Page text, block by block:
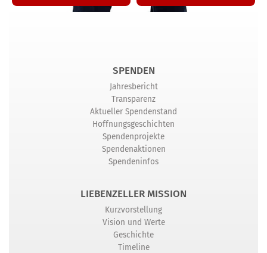
SPENDEN
Jahresbericht
Transparenz
Aktueller Spendenstand
Hoffnungsgeschichten
Spendenprojekte
Spendenaktionen
Spendeninfos
LIEBENZELLER MISSION
Kurzvorstellung
Vision und Werte
Geschichte
Timeline